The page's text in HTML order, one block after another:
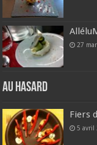
27
Au hasard
Fiers
5 avril